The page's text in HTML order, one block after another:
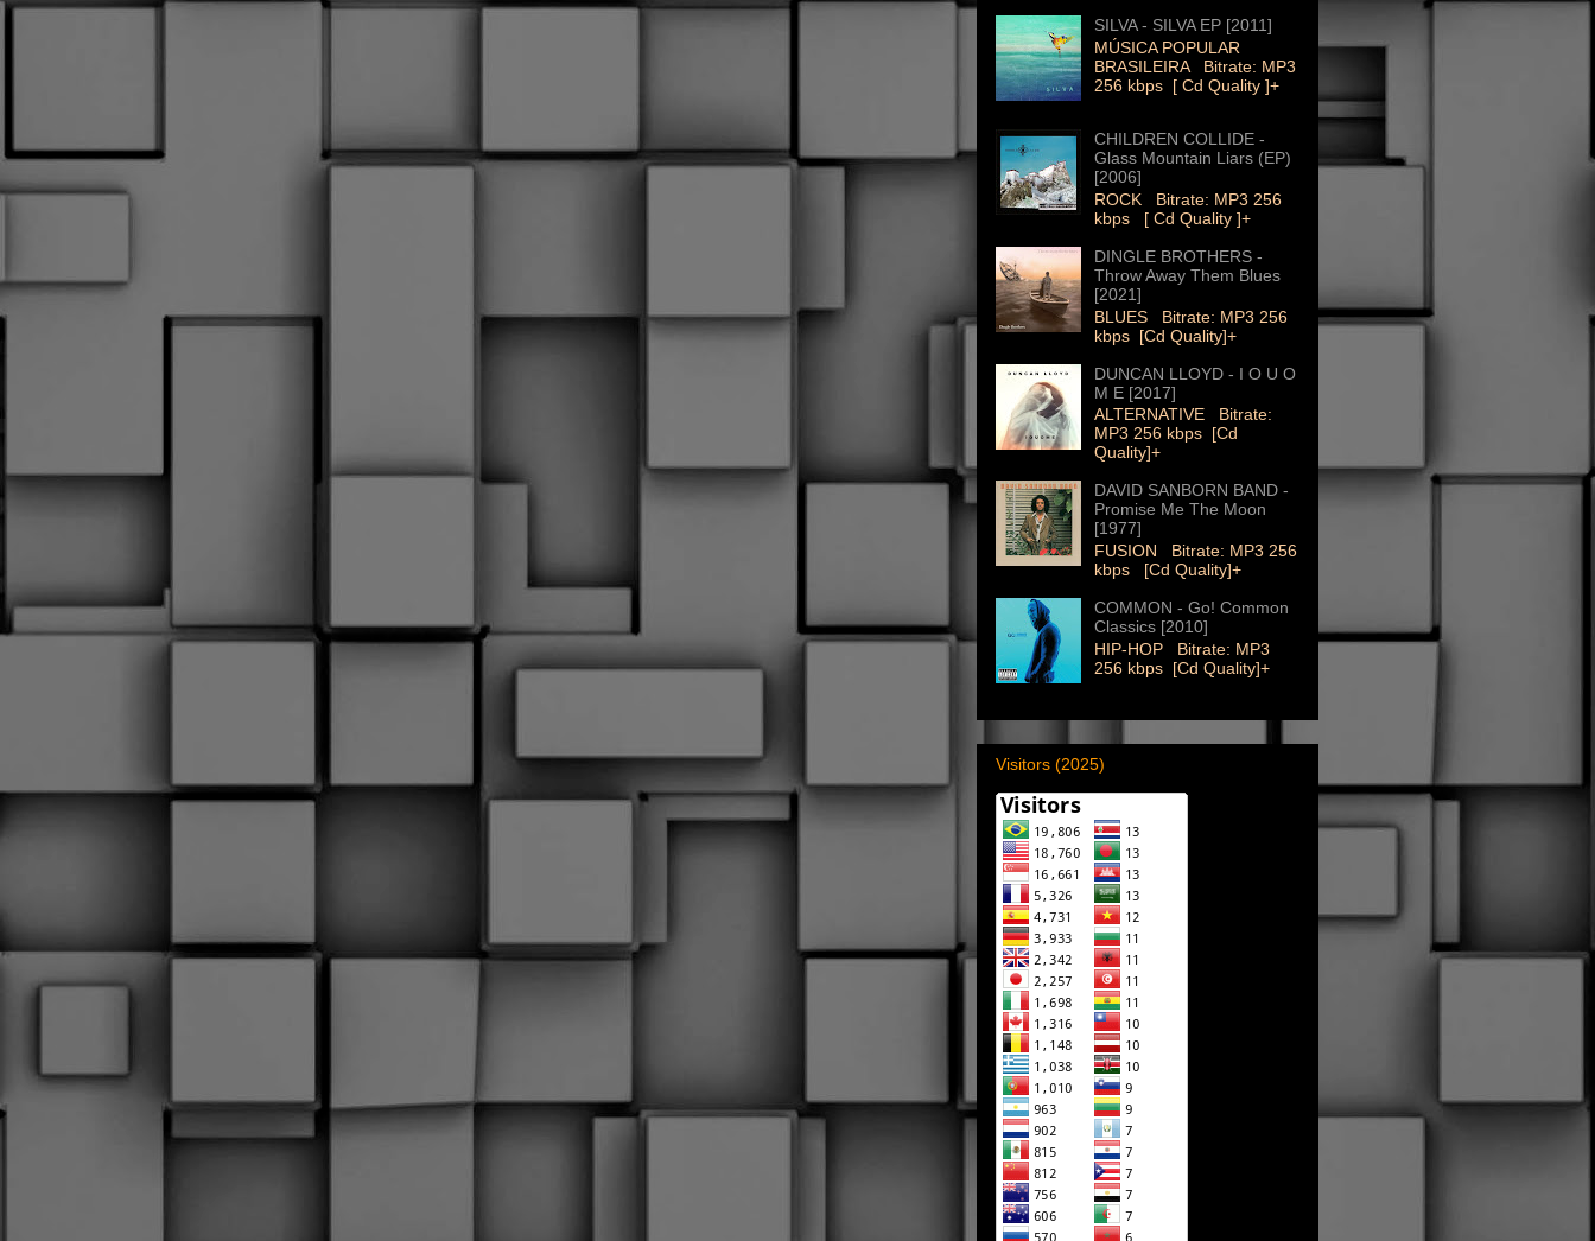
SILVA - SILVA EP [2011]
MÚSICA POPULAR
BRASILEIRA Bitrate: MP3
256 kbps [ Cd Quality ]+
CHILDREN COLLIDE -
Glass Mountain Liars (EP)
[2006]
ROCK Bitrate: MP3 256
kbps [ Cd Quality ]+
DINGLE BROTHERS -
Throw Away Them Blues
[2021]
BLUES Bitrate: MP3 256
kbps [Cd Quality]+
DUNCAN LLOYD - I O U O
M E [2017]
ALTERNATIVE Bitrate:
MP3 256 kbps [Cd
Quality]+
DAVID SANBORN BAND -
Promise Me The Moon
[1977]
FUSION Bitrate: MP3 256
kbps [Cd Quality]+
COMMON - Go! Common
Classics [2010]
HIP-HOP Bitrate: MP3
256 kbps [Cd Quality]+
Visitors (2025)